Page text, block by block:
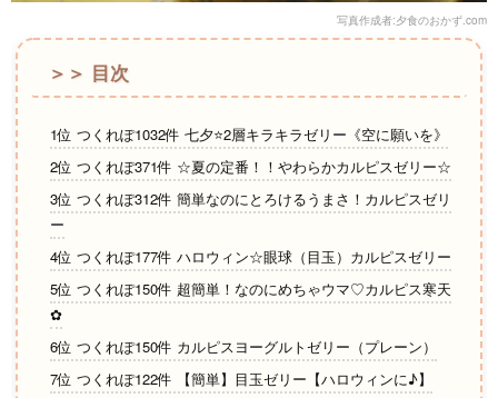
写真作成者:夕食のおかず.com
＞＞ 目次
1位 つくれぽ1032件 七夕⭐️2層キラキラゼリー《空に願いを》
2位 つくれぽ371件 ☆夏の定番！！やわらかカルピスゼリー☆
3位 つくれぽ312件 簡単なのにとろけるうまさ！カルピスゼリ
ー
4位 つくれぽ177件 ハロウィン☆眼球（目玉）カルピスゼリー
5位 つくれぽ150件 超簡単！なのにめちゃウマ♡カルピス寒天
✿
6位 つくれぽ150件 カルピスヨーグルトゼリー（プレーン）
7位 つくれぽ122件 【簡単】目玉ゼリー【ハロウィンに♪】